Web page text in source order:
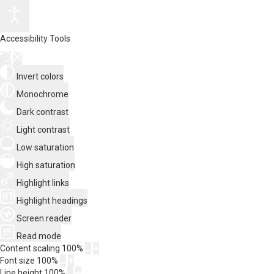
Accessibility Tools
Invert colors
Monochrome
Dark contrast
Light contrast
Low saturation
High saturation
Highlight links
Highlight headings
Screen reader
Read mode
Content scaling 100%
Font size 100%